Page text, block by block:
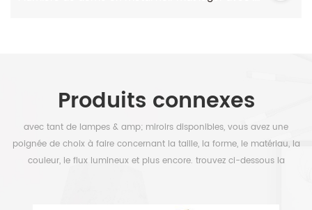
Produits connexes
avec tant de lampes & amp; miroirs disponibles, vous avez une
poignée de choix à faire concernant la taille, la forme, le matériau, la
couleur, le flux lumineux et plus encore. trouvez ci-dessous la